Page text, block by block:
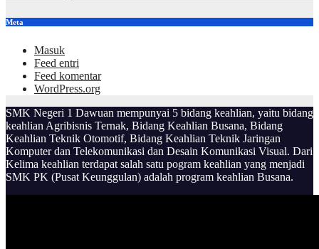
Meta
Masuk
Feed entri
Feed komentar
WordPress.org
SMK Negeri 1 Dawuan mempunyai 5 bidang keahlian, yaitu bidang
keahlian Agribisnis Ternak, Bidang Keahlian Busana, Bidang
Keahlian Teknik Otomotif, Bidang Keahlian Teknik Jaringan
Komputer dan Telekomunikasi dan Desain Komunikasi Visual. Dari
Kelima keahlian terdapat salah satu pogram keahlian yang menjadi
SMK PK (Pusat Keunggulan) adalah program keahlian Busana.